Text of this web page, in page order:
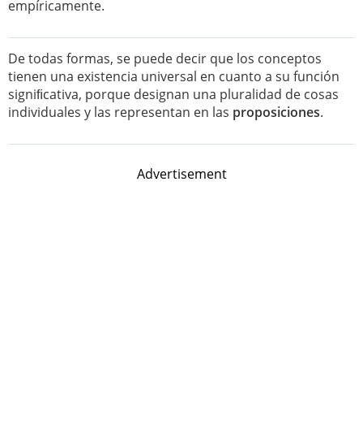
empíricamente.
De todas formas, se puede decir que los conceptos
tienen una existencia universal en cuanto a su función
signiﬁcativa, porque designan una pluralidad de cosas
individuales y las representan en las proposiciones.
Advertisement